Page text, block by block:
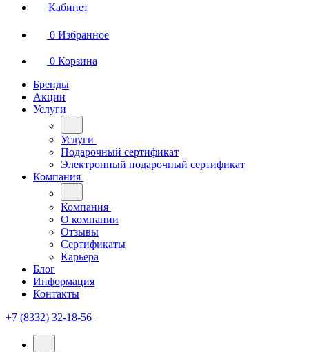
Кабинет
0 Избранное
0 Корзина
Бренды
Акции
Услуги
Услуги
Подарочный сертификат
Электронный подарочный сертификат
Компания
Компания
О компании
Отзывы
Сертификаты
Карьера
Блог
Информация
Контакты
+7 (8332) 32-18-56